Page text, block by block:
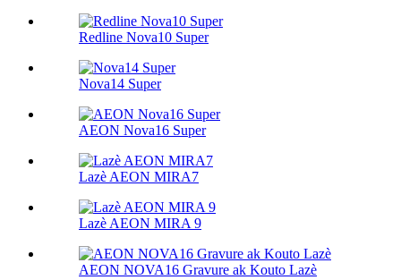
Redline Nova10 Super
Nova14 Super
AEON Nova16 Super
Lazè AEON MIRA7
Lazè AEON MIRA 9
AEON NOVA16 Gravure ak Kouto Lazè